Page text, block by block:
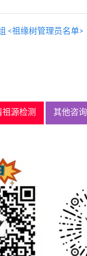
<祖缘树管理员名单>
祖源检测 其他咨询